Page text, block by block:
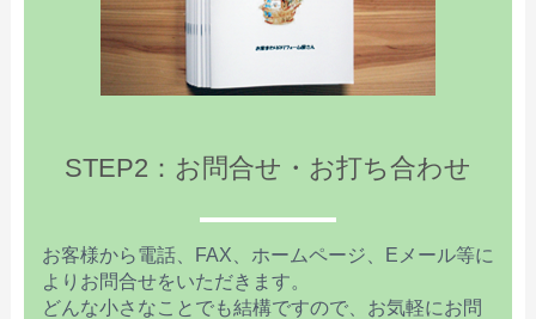
STEP2：お問合せ・お打ち合わせ
お客様から電話、FAX、ホームページ、Eメール等に
よりお問合せをいただきます。
どんな小さなことでも結構ですので、お気軽にお問